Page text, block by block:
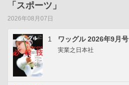
「スポーツ」
2026年08月07日
1 ワッグル 2026年9月号
実業之日本社